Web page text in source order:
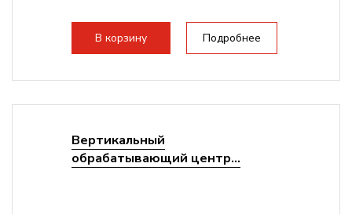
В корзину Подробнее
Вертикальный
обрабатывающий центр...